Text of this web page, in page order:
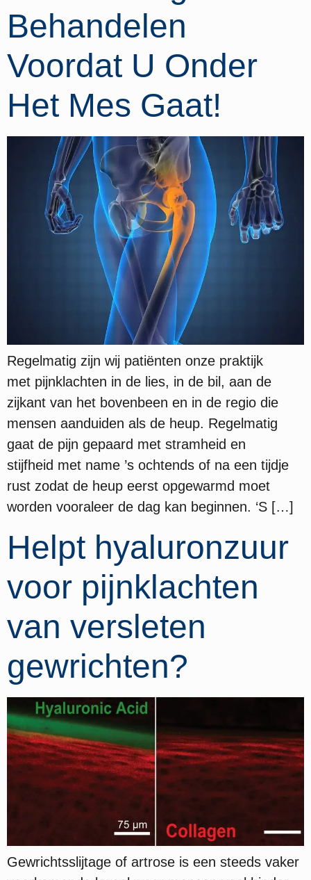
Behandelen
Voordat U Onder
Het Mes Gaat!
Regelmatig zijn wij patiënten onze praktijk
met pijnklachten in de lies, in de bil, aan de
zijkant van het bovenbeen en in de regio die
mensen aanduiden als de heup. Regelmatig
gaat de pijn gepaard met stramheid en
stijfheid met name ’s ochtends of na een tijdje
rust zodat de heup eerst opgewarmd moet
worden vooraleer de dag kan beginnen. ‘S […]
Helpt hyaluronzuur
voor pijnklachten
van versleten
gewrichten?
Gewrichtsslijtage of artrose is een steeds vaker